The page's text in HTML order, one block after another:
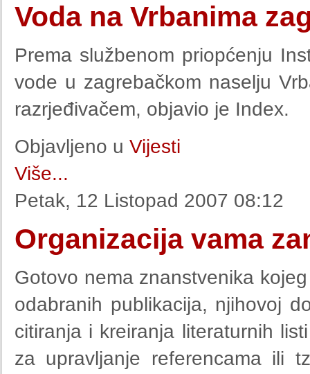
Voda na Vrbanima
Prema službenom priopćenju
vode u zagrebačkom naselju
razrjeđivačem, objavio je Index.
Objavljeno u Vijesti
Više...
Petak, 12 Listopad 2007 08:12
Organizacija vama
Gotovo nema znanstvenika
odabranih publikacija, njihovoj
citiranja i kreiranja literaturnih
za upravljanje referencama ili